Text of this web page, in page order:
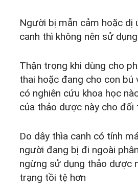
Người bị mẫn cảm hoặc dị
canh thì không nên sử
Thận trọng khi dùng cho
thai hoặc đang cho con bú
có nghiên cứu khoa học
của thảo dược này cho đối
Do dây thìa canh có tính
người đang bị đi ngoài
ngừng sử dụng thảo dược
trạng tồi tệ hơn